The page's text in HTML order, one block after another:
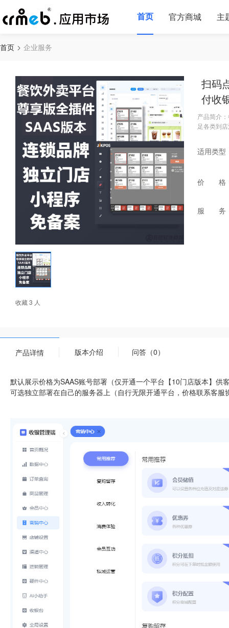
首页 官方商城 主
首页 企业服务
收藏 3 人
扫码
付收
产品简介
足各类到
适用类型
价 格
服 务
产品详情 版本介绍 问答（0）
默认展示价格为SAAS账号部署（仅开通一个平台【10门店版本】供
可选独立部署在自己的服务器上（自行无限开通平台，价格联系客服